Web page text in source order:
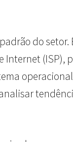
do setor.
Internet (ISP),